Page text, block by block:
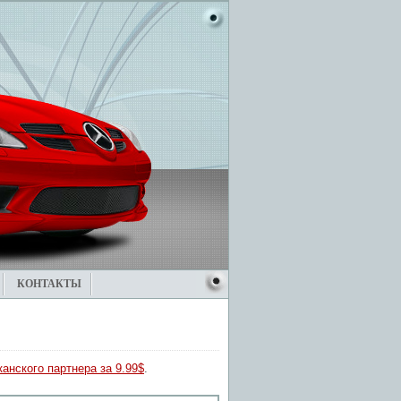
КОНТАКТЫ
партнера за 9.99$.